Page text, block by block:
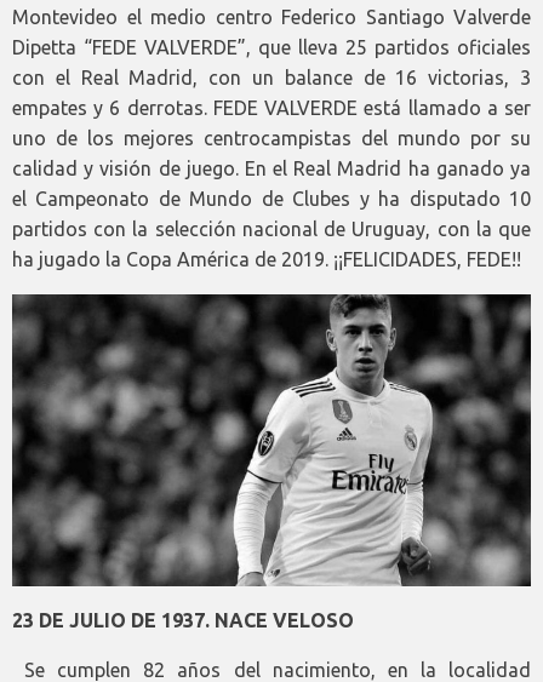
Montevideo el medio centro Federico Santiago Valverde
Dipetta “FEDE VALVERDE”, que lleva 25 partidos oficiales
con el Real Madrid, con un balance de 16 victorias, 3
empates y 6 derrotas. FEDE VALVERDE está llamado a ser
uno de los mejores centrocampistas del mundo por su
calidad y visión de juego. En el Real Madrid ha ganado ya
el Campeonato de Mundo de Clubes y ha disputado 10
partidos con la selección nacional de Uruguay, con la que
ha jugado la Copa América de 2019. ¡¡FELICIDADES, FEDE!!
23 DE JULIO DE 1937. NACE VELOSO
Se cumplen 82 años del nacimiento, en la localidad